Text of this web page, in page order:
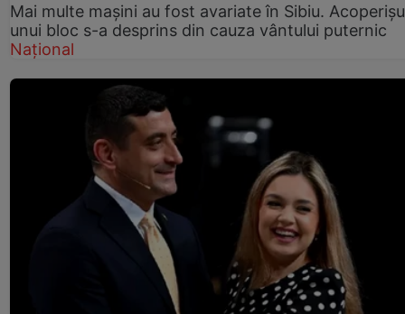
Mai multe mașini au fost avariate în Sibiu.
unui bloc s-a desprins din cauza vântului puternic
Național